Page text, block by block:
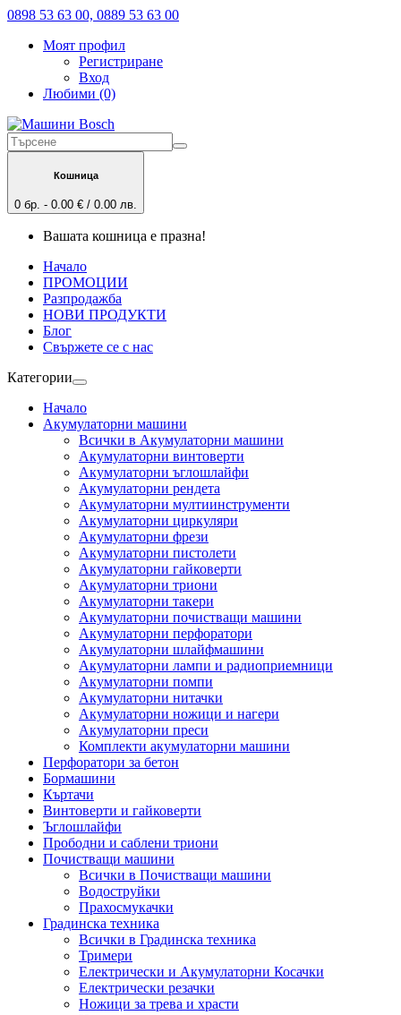
0898 53 63 00, 0889 53 63 00
Моят профил
Регистриране
Вход
Любими (0)
Кошница
0 бр. - 0.00 € / 0.00 лв.
Вашата кошница е празна!
Начало
ПРОМОЦИИ
Разпродажба
НОВИ ПРОДУКТИ
Блог
Свържете се с нас
Категории
Начало
Акумулаторни машини
Всички в Акумулаторни машини
Акумулаторни винтоверти
Акумулаторни ъглошлайфи
Акумулаторни рендета
Акумулаторни мултиинструменти
Акумулаторни циркуляри
Акумулаторни фрези
Акумулаторни пистолети
Акумулаторни гайковерти
Акумулаторни триони
Акумулаторни такери
Акумулаторни почистващи машини
Акумулаторни перфоратори
Акумулаторни шлайфмашини
Акумулаторни лампи и радиоприемници
Акумулаторни помпи
Акумулаторни нитачки
Акумулаторни ножици и нагери
Акумулаторни преси
Комплекти акумулаторни машини
Перфоратори за бетон
Бормашини
Къртачи
Винтоверти и гайковерти
Ъглошлайфи
Прободни и саблени триони
Почистващи машини
Всички в Почистващи машини
Водоструйки
Прахосмукачки
Градинска техника
Всички в Градинска техника
Тримери
Електрически и Акумулаторни Косачки
Електрически резачки
Ножици за трева и храсти